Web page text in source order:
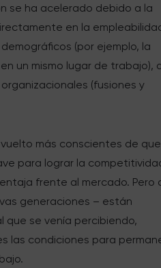
se ha acelerado debido a la
en la
(por ejemplo, la
un mismo lugar de trabajo),
(fusiones y
más conscientes de
para lograr la
frente al mercado. Pero
generaciones – están
que se venía percibiendo,
las condiciones para